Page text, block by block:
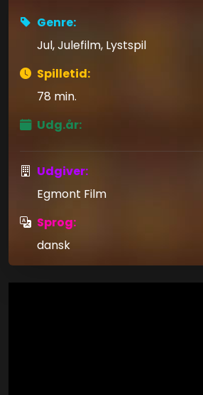
Genre:
Jul, Julefilm, Lystspil
Spilletid:
78 min.
Udg.år:
Udgiver:
Egmont Film
Sprog:
dansk